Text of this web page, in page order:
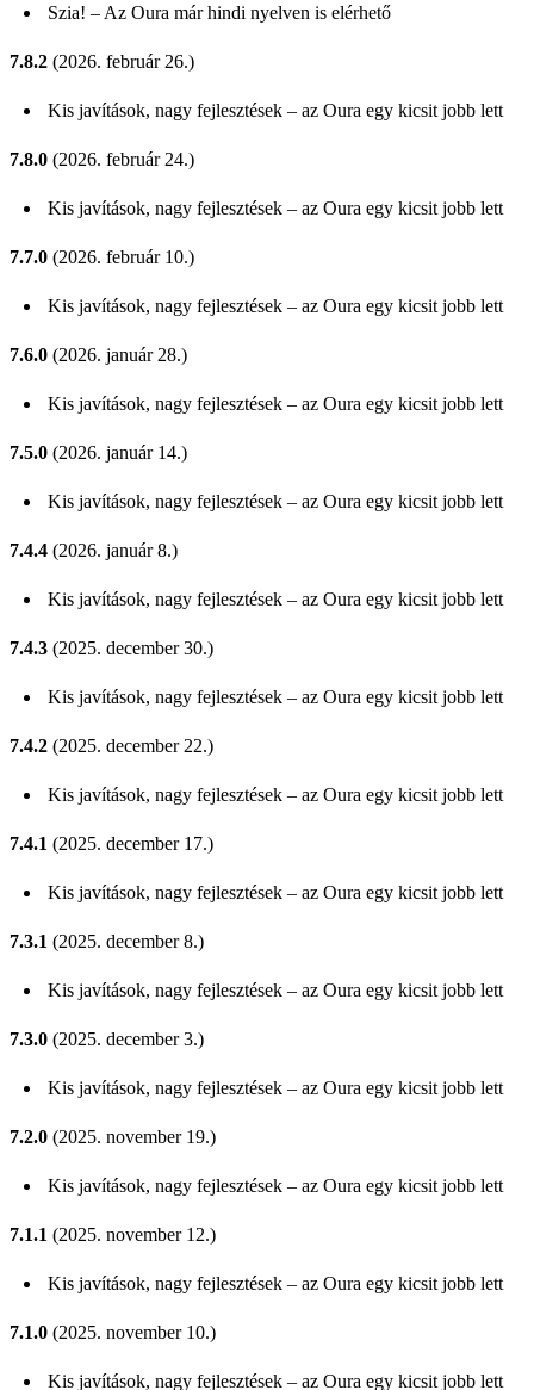
Szia! – Az Oura már hindi nyelven is elérhető
7.8.2 (2026. február 26.)
Kis javítások, nagy fejlesztések – az Oura egy kicsit jobb lett
7.8.0 (2026. február 24.)
Kis javítások, nagy fejlesztések – az Oura egy kicsit jobb lett
7.7.0 (2026. február 10.)
Kis javítások, nagy fejlesztések – az Oura egy kicsit jobb lett
7.6.0 (2026. január 28.)
Kis javítások, nagy fejlesztések – az Oura egy kicsit jobb lett
7.5.0 (2026. január 14.)
Kis javítások, nagy fejlesztések – az Oura egy kicsit jobb lett
7.4.4 (2026. január 8.)
Kis javítások, nagy fejlesztések – az Oura egy kicsit jobb lett
7.4.3 (2025. december 30.)
Kis javítások, nagy fejlesztések – az Oura egy kicsit jobb lett
7.4.2 (2025. december 22.)
Kis javítások, nagy fejlesztések – az Oura egy kicsit jobb lett
7.4.1 (2025. december 17.)
Kis javítások, nagy fejlesztések – az Oura egy kicsit jobb lett
7.3.1 (2025. december 8.)
Kis javítások, nagy fejlesztések – az Oura egy kicsit jobb lett
7.3.0 (2025. december 3.)
Kis javítások, nagy fejlesztések – az Oura egy kicsit jobb lett
7.2.0 (2025. november 19.)
Kis javítások, nagy fejlesztések – az Oura egy kicsit jobb lett
7.1.1 (2025. november 12.)
Kis javítások, nagy fejlesztések – az Oura egy kicsit jobb lett
7.1.0 (2025. november 10.)
Kis javítások, nagy fejlesztések – az Oura egy kicsit jobb lett